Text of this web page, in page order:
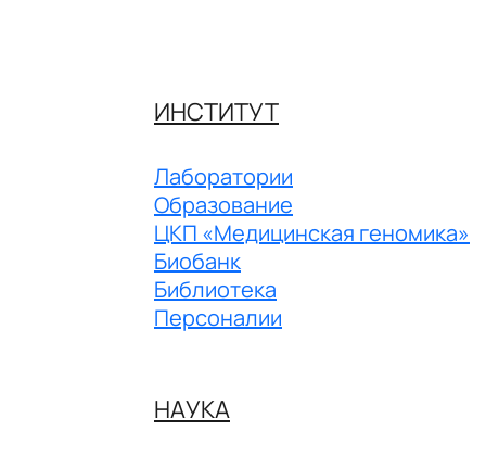
ИНСТИТУТ
Лаборатории
Образование
ЦКП «Медицинская геномика»
Биобанк
Библиотека
Персоналии
НАУКА